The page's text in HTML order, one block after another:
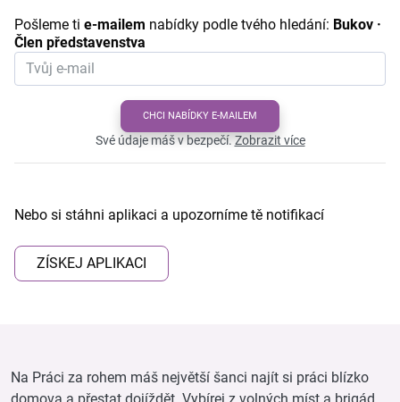
Pošleme ti e-mailem nabídky podle tvého hledání: Bukov ·
Člen představenstva
CHCI NABÍDKY E-MAILEM
Své údaje máš v bezpečí.Zobrazit více
Nebo si stáhni aplikaci a upozorníme tě notifikací
ZÍSKEJ APLIKACI
Na Práci za rohem máš největší šanci najít si práci blízko
domova a přestat dojíždět. Vybírej z volných míst a brigád